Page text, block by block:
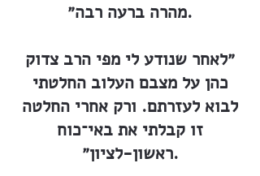
מהרה ברעה רבה״.
״לאחר שנודע לי מפי הרב צדוק
כהן על מצבם העלוב החלטתי
לבוא לעזרתם. ורק אחרי החלטה
זו קבלתי את באי־כוח
ראשון-לציון״.